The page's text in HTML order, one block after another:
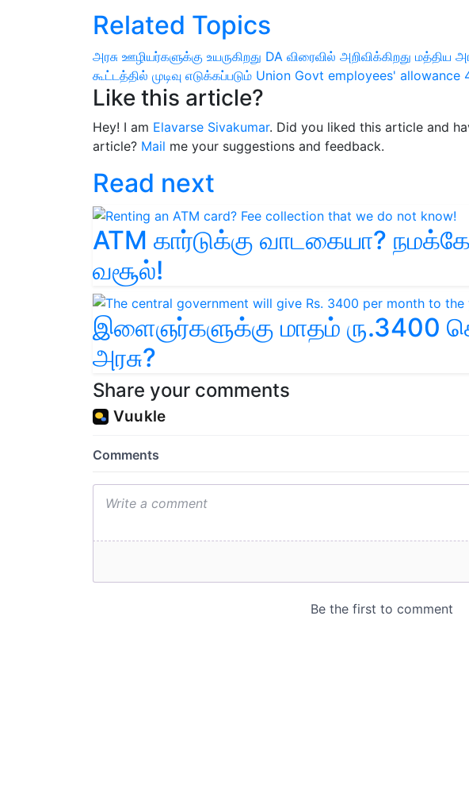
Related Topics
அரசு ஊழியர்களுக்கு உயருகிறது DA விரைவில் அறிவிக்கிறது மத்திய
கூட்டத்தில் முடிவு எடுக்கப்படும் Union Govt employees' allowance
Like this article?
Hey! I am Elavarse Sivakumar. Did you liked this article and
article? Mail me your suggestions and feedback.
Read next
ATM கார்டுக்கு வாடகையா?
வசூல்!
இளைஞர்களுக்கு மாதம் ரு.3400
அரசு?
Share your comments